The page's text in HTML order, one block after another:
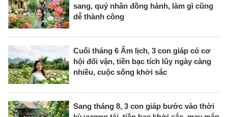
sang, quý nhân đồng hành, làm gì cũng
dễ thành công
Cuối tháng 6 Âm lịch, 3 con giáp có cơ
hội đổi vận, tiền bạc tích lũy ngày càng
nhiều, cuộc sống khởi sắc
Sang tháng 8, 3 con giáp bước vào thời